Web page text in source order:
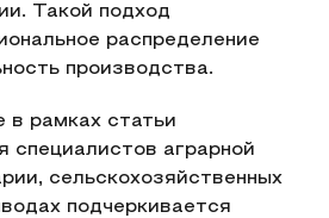
Такой подход
распределение
производства.
в рамках статьи
специалистов аграрной
сельскохозяйственных
подчеркивается